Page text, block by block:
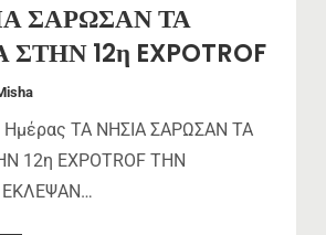
ΣΑΡΩΣΑΝ ΤΑ
12η EXPOTROF
TA NHΣΙΑ ΣΑΡΩΣΑΝ ΤΑ
12η EXPOTROF ΤΗΝ